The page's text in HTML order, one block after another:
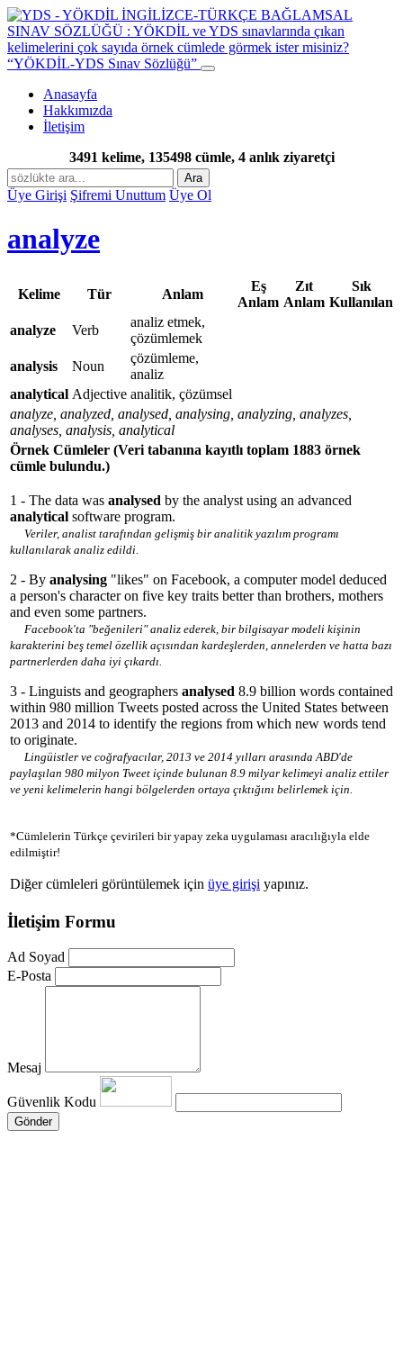
“YÖKDİL-YDS Sınav Sözlüğü”
Anasayfa
Hakkımızda
İletişim
3491 kelime, 135498 cümle, 4 anlık ziyaretçi
Ara
Üye Girişi Şifremi Unuttum Üye Ol
analyze
Kelime Tür Anlam
Eş
Anlam
Zıt
Anlam
Sık
Kullanılan
analyze
Verb
analiz etmek,
çözümlemek
analysis
Noun
çözümleme,
analiz
analytical Adjective analitik, çözümsel
analyze, analyzed, analysed, analysing, analyzing, analyzes,
analyses, analysis, analytical
Örnek Cümleler (Veri tabanına kayıtlı toplam 1883 örnek
cümle bulundu.)
1 - The data was analysed by the analyst using an advanced
analytical software program.
Veriler, analist tarafından gelişmiş bir analitik yazılım programı
kullanılarak analiz edildi.
2 - By analysing "likes" on Facebook, a computer model deduced
a person's character on five key traits better than brothers, mothers
and even some partners.
Facebook'ta "beğenileri" analiz ederek, bir bilgisayar modeli kişinin
karakterini beş temel özellik açısından kardeşlerden, annelerden ve hatta bazı
partnerlerden daha iyi çıkardı.
3 - Linguists and geographers analysed 8.9 billion words contained
within 980 million Tweets posted across the United States between
2013 and 2014 to identify the regions from which new words tend
to originate.
Lingüistler ve coğrafyacılar, 2013 ve 2014 yılları arasında ABD'de
paylaşılan 980 milyon Tweet içinde bulunan 8.9 milyar kelimeyi analiz ettiler
ve yeni kelimelerin hangi bölgelerden ortaya çıktığını belirlemek için.
*Cümlelerin Türkçe çevirileri bir yapay zeka uygulaması aracılığıyla elde
edilmiştir!
Diğer cümleleri görüntülemek için üye girişi yapınız.
İletişim Formu
Ad Soyad
E-Posta
Mesaj
Güvenlik Kodu
Gönder